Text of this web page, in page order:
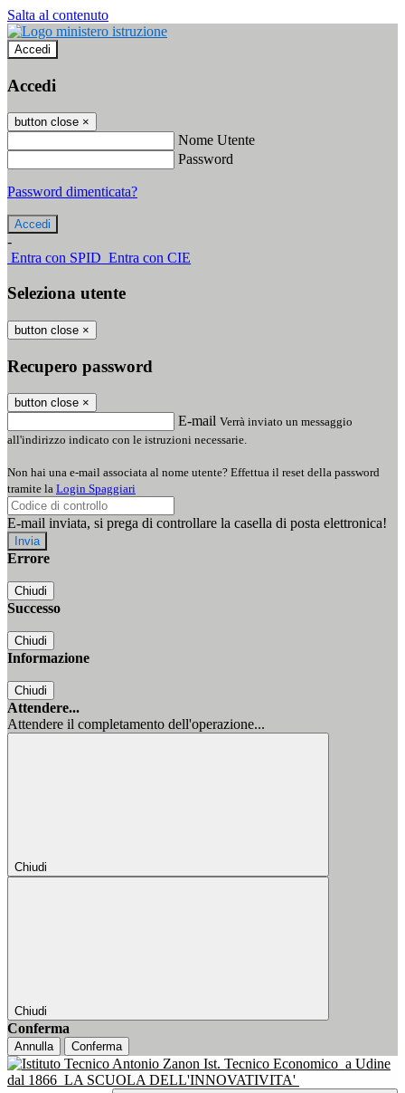
Salta al contenuto
Accedi
Accedi
button close ×
Nome Utente
Password
Password dimenticata?
-
Entra con SPID Entra con CIE
Seleziona utente
button close ×
Recupero password
button close ×
E-mail Verrà inviato un messaggio
all'indirizzo indicato con le istruzioni necessarie.
Non hai una e-mail associata al nome utente? Effettua il reset della password
tramite la Login Spaggiari
E-mail inviata, si prega di controllare la casella di posta elettronica!
Errore
Chiudi
Successo
Chiudi
Informazione
Chiudi
Attendere...
Attendere il completamento dell'operazione...
Chiudi
Chiudi
Conferma
Annulla Conferma
Ist. Tecnico Economico a Udine
dal 1866 LA SCUOLA DELL'INNOVATIVITA'